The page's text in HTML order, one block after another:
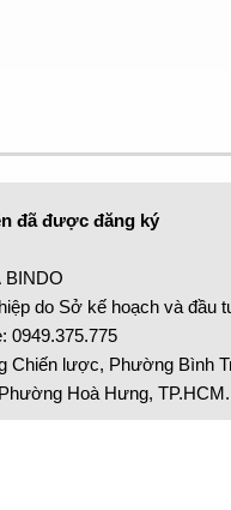
đã được đăng ký
BINDO
do Sở kế hoạch và đầu
0949.375.775
Chiến lược, Phường Bình
Hoà Hưng,